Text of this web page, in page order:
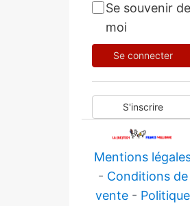
Se souvenir de
moi
Se connecter
S'inscrire
Mentions
- Conditions de
vente - Politique